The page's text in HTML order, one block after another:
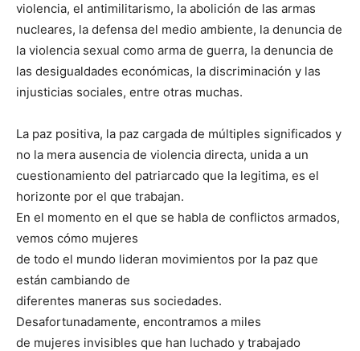
violencia, el antimilitarismo, la abolición de las armas
nucleares, la defensa del medio ambiente, la denuncia de
la violencia sexual como arma de guerra, la denuncia de
las desigualdades económicas, la discriminación y las
injusticias sociales, entre otras muchas.
La paz positiva, la paz cargada de múltiples significados y
no la mera ausencia de violencia directa, unida a un
cuestionamiento del patriarcado que la legitima, es el
horizonte por el que trabajan.
En el momento en el que se habla de conflictos armados,
vemos cómo mujeres
de todo el mundo lideran movimientos por la paz que
están cambiando de
diferentes maneras sus sociedades.
Desafortunadamente, encontramos a miles
de mujeres invisibles que han luchado y trabajado